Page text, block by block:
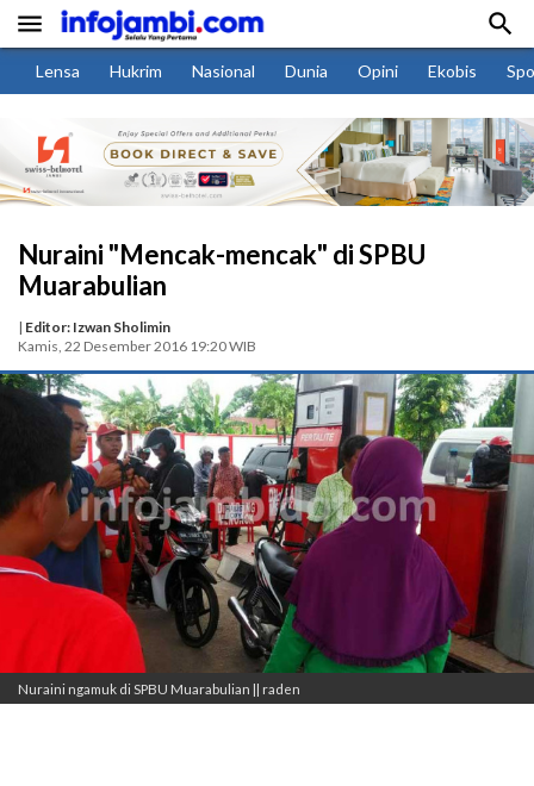
 
Lensa Hukrim Nasional Dunia Opini Ekobis
Nuraini "Mencak-mencak" di SPBU
Muarabulian
| Editor: Izwan Sholimin
Kamis, 22 Desember 2016 19:20 WIB
Nuraini ngamuk di SPBU Muarabulian || raden